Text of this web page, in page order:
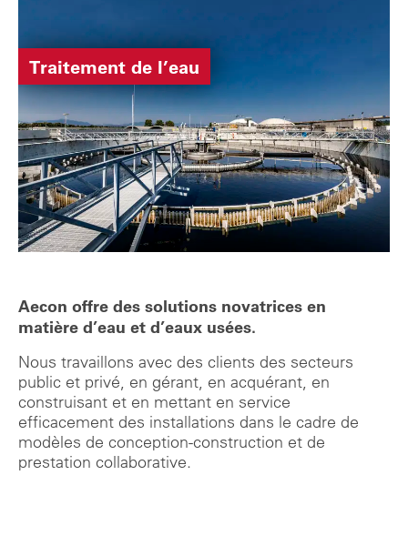
Traitement de l’eau
Aecon offre des solutions novatrices en
matière d’eau et d’eaux usées.
Nous travaillons avec des clients des secteurs
public et privé, en gérant, en acquérant, en
construisant et en mettant en service
efficacement des installations dans le cadre de
modèles de conception-construction et de
prestation collaborative.